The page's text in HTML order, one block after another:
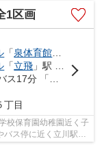
区画
「泉体育館
「立飛 」駅 徒歩15分
「公社住宅」 停歩4分
丁目
校保育園幼稚園近く子
ス停に近く立川駅も